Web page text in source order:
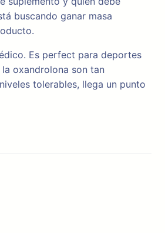
buscando ganar masa
Es perfect para deportes
oxandrolona son tan
tolerables, llega un punto